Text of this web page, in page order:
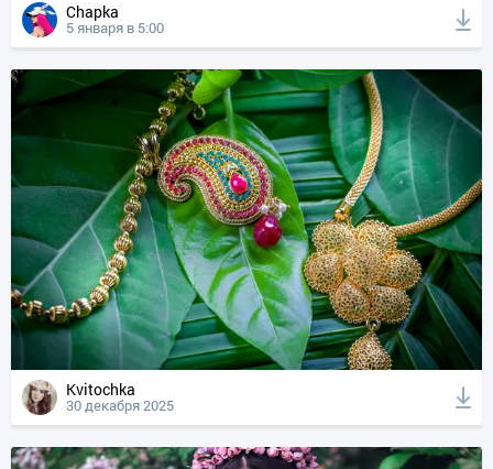
Chapka
5 января в 5:00
Kvitochka
30 декабря 2025